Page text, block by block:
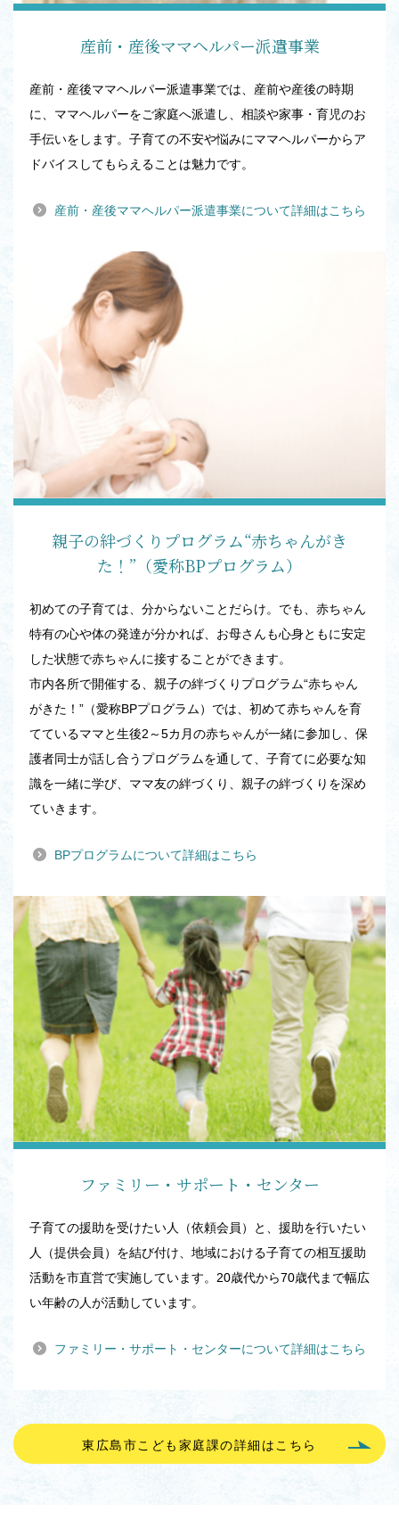
産前・産後ママヘルパー派遣事業
産前・産後ママヘルパー派遣事業では、産前や産後の時期
に、ママヘルパーをご家庭へ派遣し、相談や家事・育児のお
手伝いをします。子育ての不安や悩みにママヘルパーからア
ドバイスしてもらえることは魅力です。
産前・産後ママヘルパー派遣事業について詳細はこちら
親子の絆づくりプログラム“赤ちゃんがき
た！”（愛称BPプログラム）
初めての子育ては、分からないことだらけ。でも、赤ちゃん
特有の心や体の発達が分かれば、お母さんも心身ともに安定
した状態で赤ちゃんに接することができます。
市内各所で開催する、親子の絆づくりプログラム“赤ちゃん
がきた！”（愛称BPプログラム）では、初めて赤ちゃんを育
てているママと生後2～5カ月の赤ちゃんが一緒に参加し、保
護者同士が話し合うプログラムを通して、子育てに必要な知
識を一緒に学び、ママ友の絆づくり、親子の絆づくりを深め
ていきます。
BPプログラムについて詳細はこちら
ファミリー・サポート・センター
子育ての援助を受けたい人（依頼会員）と、援助を行いたい
人（提供会員）を結び付け、地域における子育ての相互援助
活動を市直営で実施しています。20歳代から70歳代まで幅広
い年齢の人が活動しています。
ファミリー・サポート・センターについて詳細はこちら
東広島市こども家庭課の詳細はこちら